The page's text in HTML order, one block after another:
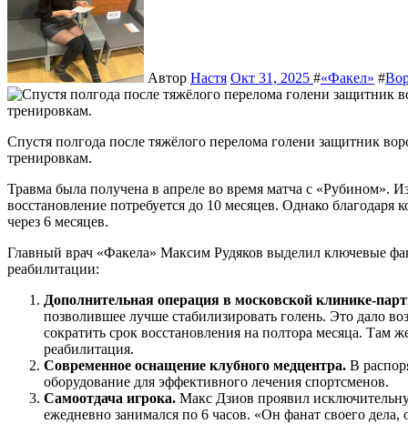
Автор Настя Окт 31, 2025 #«Факел» #
Спустя полгода после тяжёлого перелома голени защитник воронежского «Факела» Макс Дзиов вновь приступил к
тренировкам.
Травма была получена в апреле во время матча с «Рубином».
восстановление потребуется до 10 месяцев. Однако
через 6 месяцев.
Главный врач «Факела» Максим Рудяков выделил ключевые
реабилитации:
Дополнительная операция в московской
позволившее лучше стабилизировать голень. Это дало
сократить срок восстановления на полтора месяца. Там
реабилитация.
Современное оснащение клубного медцентра. В
оборудование для эффективного лечения спортсменов.
Самоотдача игрока. Макс Дзиов проявил
ежедневно занимался по 6 часов. «Он фанат своего